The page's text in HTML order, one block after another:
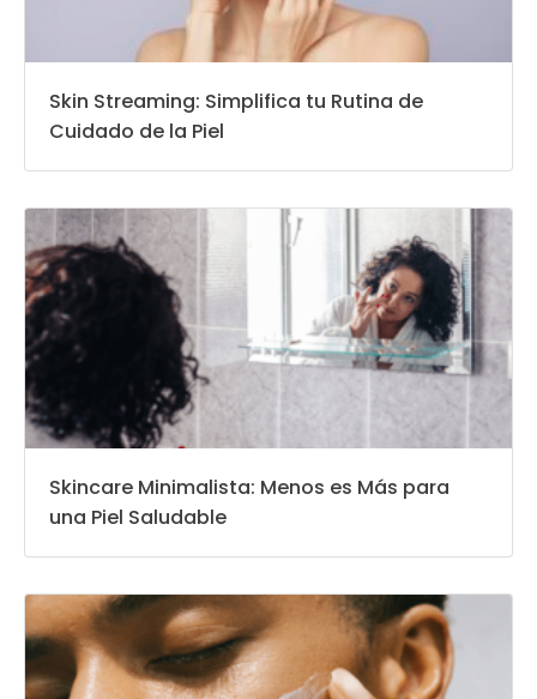
Skin Streaming: Simplifica tu Rutina de
Cuidado de la Piel
Skincare Minimalista: Menos es Más para
una Piel Saludable